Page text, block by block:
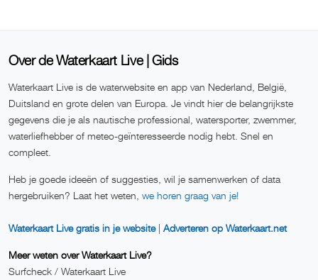
Over de Waterkaart Live | Gids
Waterkaart Live is de waterwebsite en app van Nederland, België,
Duitsland en grote delen van Europa. Je vindt hier de belangrijkste
gegevens die je als nautische professional, watersporter, zwemmer,
waterliefhebber of meteo-geïnteresseerde nodig hebt. Snel en
compleet.
Heb je goede ideeën of suggesties, wil je samenwerken of data
hergebruiken? Laat het weten, we horen graag van je!
Waterkaart Live gratis in je website| Adverteren op Waterkaart.net
Meer weten over Waterkaart Live?
Surfcheck / Waterkaart Live